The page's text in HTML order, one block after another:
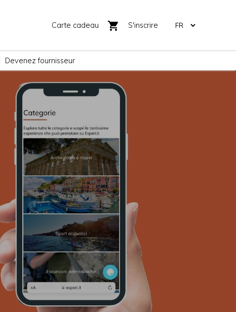
S'inscrire
shopping_cart
Carte cadeau
Devenez fournisseur